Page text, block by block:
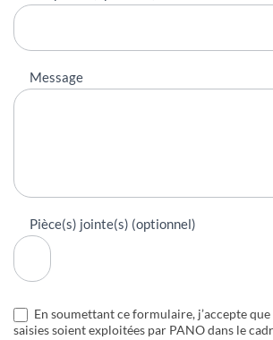
Message
Pièce(s) jointe(s) (optionnel)
En soumettant ce formulaire, j’accepte
saisies soient exploitées par PANO dans le